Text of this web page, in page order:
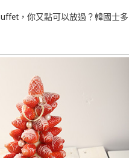
，你又點可以放過？韓國士